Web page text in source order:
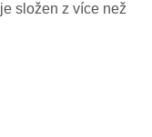
složen z více než